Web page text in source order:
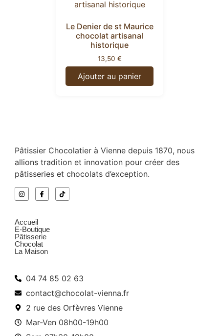
Le Denier de st Maurice
chocolat artisanal
historique
13,50 €
Ajouter au panier
Pâtissier Chocolatier à Vienne depuis 1870, nous
allions tradition et innovation pour créer des
pâtisseries et chocolats d’exception.
Accueil
E-Boutique
Pâtisserie
Chocolat
La Maison
04 74 85 02 63
contact@chocolat-vienna.fr
2 rue des Orfèvres Vienne
Mar-Ven 08h00-19h00